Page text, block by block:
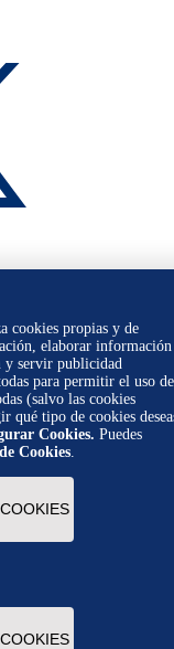
y ofertas exclusivas
de las
laPolítica de
cookies propias y de
elaborar información
y servir publicidad
para permitir el uso de
(salvo las cookies
qué tipo de cookies
Cookies. Puedes
Cookies.